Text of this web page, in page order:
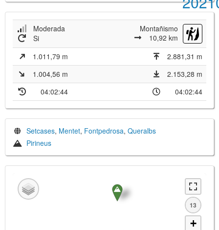
Moderada
Montañismo
10,92 km
Si
1.011,79 m
2.881,31 m
1.004,56 m
2.153,28 m
04:02:44
04:02:44
Setcases, Mentet, Fontpedrosa, Queralbs
Pirineus
13
+